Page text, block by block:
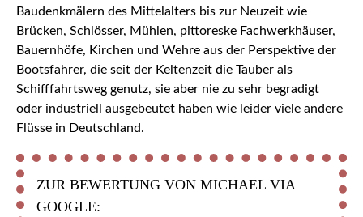
Baudenkmälern des Mittelalters bis zur Neuzeit wie
Brücken, Schlösser, Mühlen, pittoreske Fachwerkhäuser,
Bauernhöfe, Kirchen und Wehre aus der Perspektive der
Bootsfahrer, die seit der Keltenzeit die Tauber als
Schifffahrtsweg genutz, sie aber nie zu sehr begradigt
oder industriell ausgebeutet haben wie leider viele andere
Flüsse in Deutschland.
ZUR BEWERTUNG VON MICHAEL VIA
GOOGLE: